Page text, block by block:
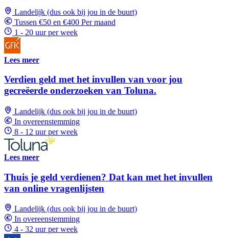
Landelijk (dus ook bij jou in de buurt)
Tussen €50 en €400 Per maand
1 - 20 uur per week
Lees meer
Verdien geld met het invullen van voor jou
gecreëerde onderzoeken van Toluna.
Landelijk (dus ook bij jou in de buurt)
In overeenstemming
8 - 12 uur per week
Lees meer
Thuis je geld verdienen? Dat kan met het invullen
van online vragenlijsten
Landelijk (dus ook bij jou in de buurt)
In overeenstemming
4 - 32 uur per week